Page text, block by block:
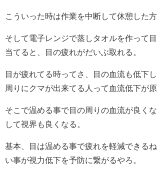
こういった時は作業を中断して休憩した方
そして電子レンジで蒸しタオルを作って
当てると、目の疲れがだいぶ取れる。
目が疲れてる時ってさ、目の血流も低下
周りにクマが出来てる人って血流低下が原
そこで温める事で目の周りの血流が良く
して視界も良くなる。
基本、目は温める事で疲れを軽減できる
い事が視力低下を予防に繋がるやろ。